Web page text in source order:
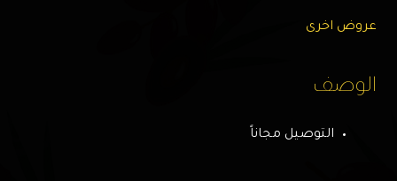
عروض اخرى
الوصف
التوصيل مجاناً